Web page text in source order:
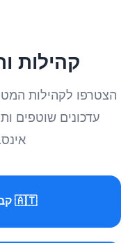
קהילות
הצטרפו לקהילות
עדכונים שוטפים
🇦🇹 קבוצת וינה למטיילים